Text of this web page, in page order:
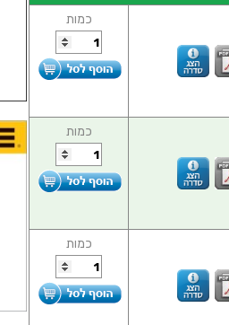
כמות
כמות
כמות